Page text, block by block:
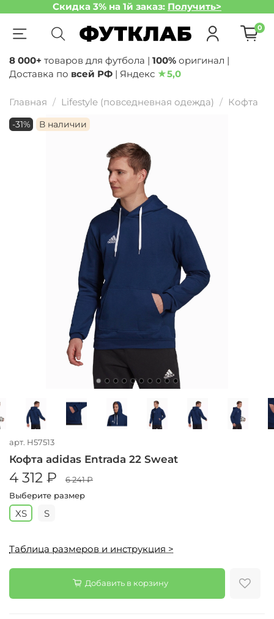
Скидка 3% на 1й заказ: Получить>
0
8 000+ товаров для футбола | 100% оригинал |
Доставка по всей РФ | Яндекс ★5,0
Главная Lifestyle (повседневная одежда) Кофта
-31% В наличии
арт. H57513
Кофта adidas Entrada 22 Sweat
4 312 ₽
6 241 ₽
Выберите размер
XS S
Таблица размеров и инструкция >
Добавить в корзину